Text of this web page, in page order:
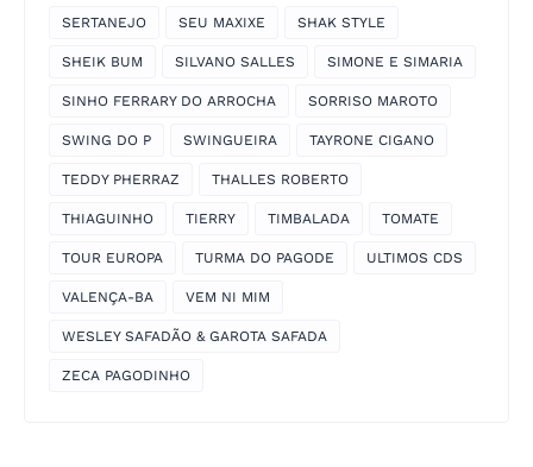
SERTANEJO SEU MAXIXE SHAK STYLE
SHEIK BUM SILVANO SALLES SIMONE E SIMARIA
SINHO FERRARY DO ARROCHA SORRISO MAROTO
SWING DO P SWINGUEIRA TAYRONE CIGANO
TEDDY PHERRAZ THALLES ROBERTO
THIAGUINHO TIERRY TIMBALADA TOMATE
TOUR EUROPA TURMA DO PAGODE ULTIMOS CDS
VALENÇA-BA VEM NI MIM
WESLEY SAFADÃO & GAROTA SAFADA
ZECA PAGODINHO